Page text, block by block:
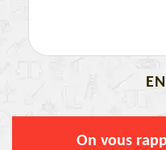
On vous